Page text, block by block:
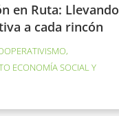
en Ruta: Llevando
a cada rincón
,
ECONOMÍA SOCIAL Y